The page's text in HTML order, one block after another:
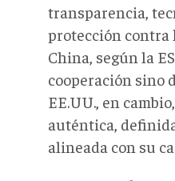
transparencia,
protección contra
China, según la
cooperación sino
EE.UU., en
auténtica,
alineada con su